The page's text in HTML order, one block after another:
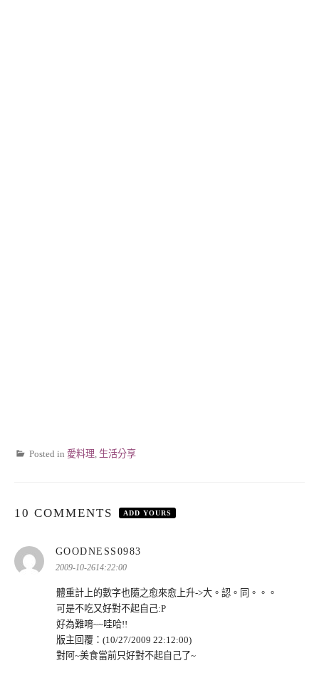
Posted in 愛料理, 生活分享
10 COMMENTS ADD YOURS
GOODNESS0983
2009-10-2614:22:00
體重計上的數字也隨之愈來愈上升->大。認。同。。。
可是不吃又好對不起自己:P
好為難唷~~哇哈!!
版主回覆：(10/27/2009 22:12:00)
對阿~美食當前只好對不起自己了~